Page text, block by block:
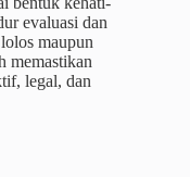
evaluasi dan
maupun
memastikan
legal, dan